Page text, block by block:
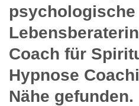
psychologische
Coach für
Hypnose
Nähe gefunden.